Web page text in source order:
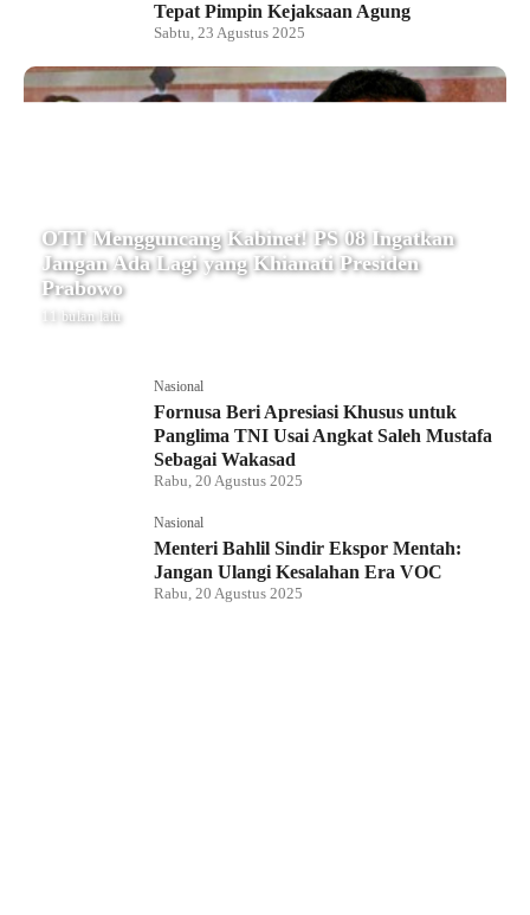
Tepat Pimpin Kejaksaan Agung
Sabtu, 23 Agustus 2025
OTT Mengguncang Kabinet! PS 08 Ingatkan
Jangan Ada Lagi yang Khianati Presiden
Prabowo
11 bulan lalu
Nasional
Fornusa Beri Apresiasi Khusus untuk
Panglima TNI Usai Angkat Saleh Mustafa
Sebagai Wakasad
Rabu, 20 Agustus 2025
Nasional
Menteri Bahlil Sindir Ekspor Mentah:
Jangan Ulangi Kesalahan Era VOC
Rabu, 20 Agustus 2025